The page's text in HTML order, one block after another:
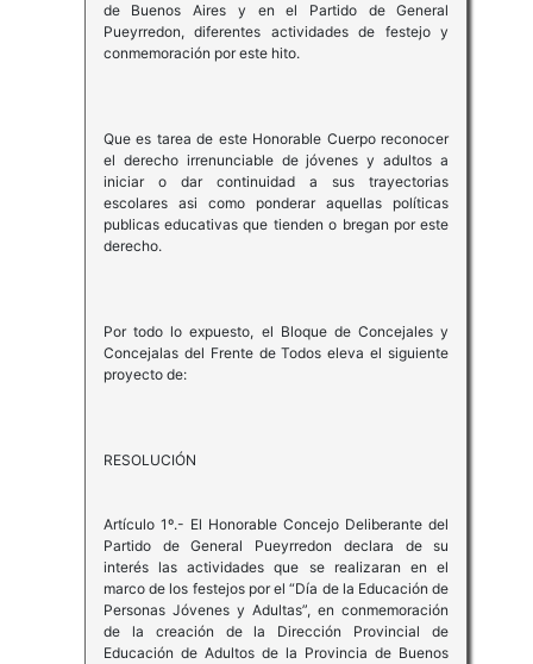
de Buenos Aires y en el Partido de General
Pueyrredon, diferentes actividades de festejo y
conmemoración por este hito.
Que es tarea de este Honorable Cuerpo reconocer
el derecho irrenunciable de jóvenes y adultos a
iniciar o dar continuidad a sus trayectorias
escolares asi como ponderar aquellas políticas
publicas educativas que tienden o bregan por este
derecho.
Por todo lo expuesto, el Bloque de Concejales y
Concejalas del Frente de Todos eleva el siguiente
proyecto de:
RESOLUCIÓN
Artículo 1º.- El Honorable Concejo Deliberante del
Partido de General Pueyrredon declara de su
interés las actividades que se realizaran en el
marco de los festejos por el “Día de la Educación de
Personas Jóvenes y Adultas”, en conmemoración
de la creación de la Dirección Provincial de
Educación de Adultos de la Provincia de Buenos